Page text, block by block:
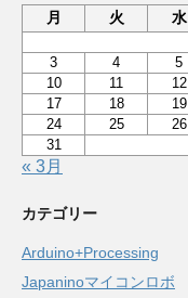
月
火 水
3
4 5
10
11 12
17
18 19
24
25 26
31
« 3月
カテゴリー
Arduino+Processing
Japaninoマイコンロボ